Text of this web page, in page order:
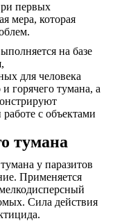
первых
мера, которая
на базе
для человека
горячего тумана, а
с объектами
тумана
у паразитов
Применяется
Сила действия